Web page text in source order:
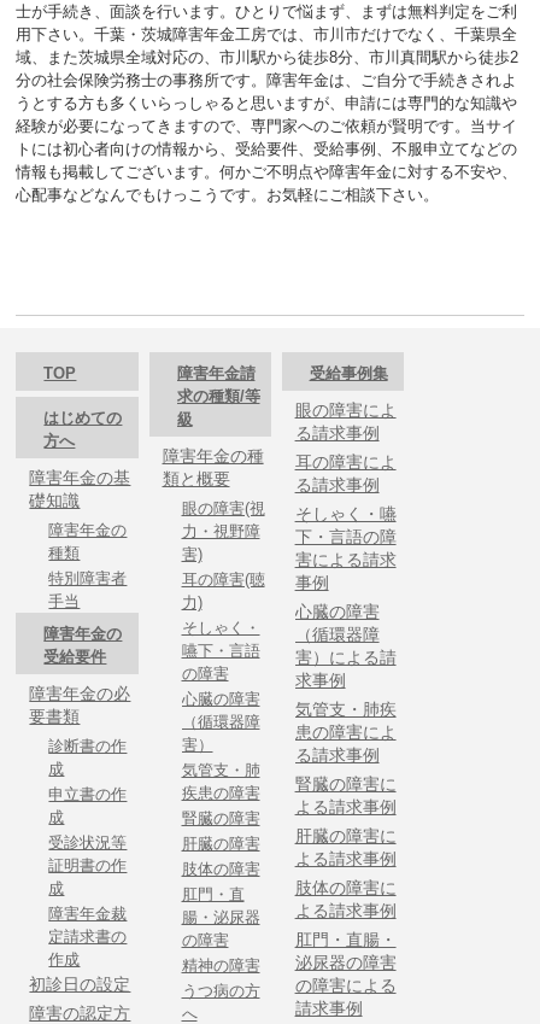
士が手続き、面談を行います。ひとりで悩まず、まずは無料判定をご利
用下さい。千葉・茨城障害年金工房では、市川市だけでなく、千葉県全
域、また茨城県全域対応の、市川駅から徒歩8分、市川真間駅から徒歩2
分の社会保険労務士の事務所です。障害年金は、ご自分で手続きされよ
うとする方も多くいらっしゃると思いますが、申請には専門的な知識や
経験が必要になってきますので、専門家へのご依頼が賢明です。当サイ
トには初心者向けの情報から、受給要件、受給事例、不服申立てなどの
情報も掲載してございます。何かご不明点や障害年金に対する不安や、
心配事などなんでもけっこうです。お気軽にご相談下さい。
TOP
はじめての
方へ
障害年金の基
礎知識
障害年金の
種類
特別障害者
手当
障害年金の
受給要件
障害年金の必
要書類
診断書の作
成
申立書の作
成
受診状況等
証明書の作
成
障害年金裁
定請求書の
作成
初診日の設定
障害の認定方
障害年金請
求の種類/等
級
障害年金の種
類と概要
眼の障害(視
力・視野障
害)
耳の障害(聴
力)
そしゃく・
嚥下・言語
の障害
心臓の障害
（循環器障
害）
気管支・肺
疾患の障害
腎臓の障害
肝臓の障害
肢体の障害
肛門・直
腸・泌尿器
の障害
精神の障害
うつ病の方
へ
受給事例集
眼の障害によ
る請求事例
耳の障害によ
る請求事例
そしゃく・嚥
下・言語の障
害による請求
事例
心臓の障害
（循環器障
害）による請
求事例
気管支・肺疾
患の障害によ
る請求事例
腎臓の障害に
よる請求事例
肝臓の障害に
よる請求事例
肢体の障害に
よる請求事例
肛門・直腸・
泌尿器の障害
の障害による
請求事例